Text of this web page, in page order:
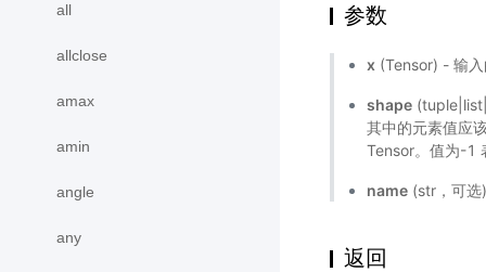
all
allclose
amax
amin
angle
any
参数
x (Tensor) - 输
shape
其中的元素值应
Tensor。值为-1
name (str，可
返回